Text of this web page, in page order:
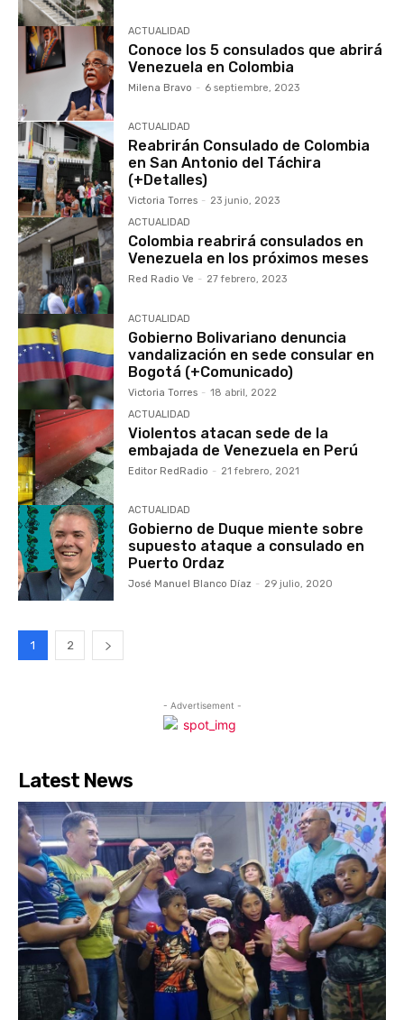
ACTUALIDAD
Conoce los 5 consulados que abrirá
Venezuela en Colombia
Milena Bravo - 6 septiembre, 2023
ACTUALIDAD
Reabrirán Consulado de Colombia
en San Antonio del Táchira
(+Detalles)
Victoria Torres - 23 junio, 2023
ACTUALIDAD
Colombia reabrirá consulados en
Venezuela en los próximos meses
Red Radio Ve - 27 febrero, 2023
ACTUALIDAD
Gobierno Bolivariano denuncia
vandalización en sede consular en
Bogotá (+Comunicado)
Victoria Torres - 18 abril, 2022
ACTUALIDAD
Violentos atacan sede de la
embajada de Venezuela en Perú
Editor RedRadio - 21 febrero, 2021
ACTUALIDAD
Gobierno de Duque miente sobre
supuesto ataque a consulado en
Puerto Ordaz
José Manuel Blanco Díaz - 29 julio, 2020
1 2
- Advertisement -
Latest News